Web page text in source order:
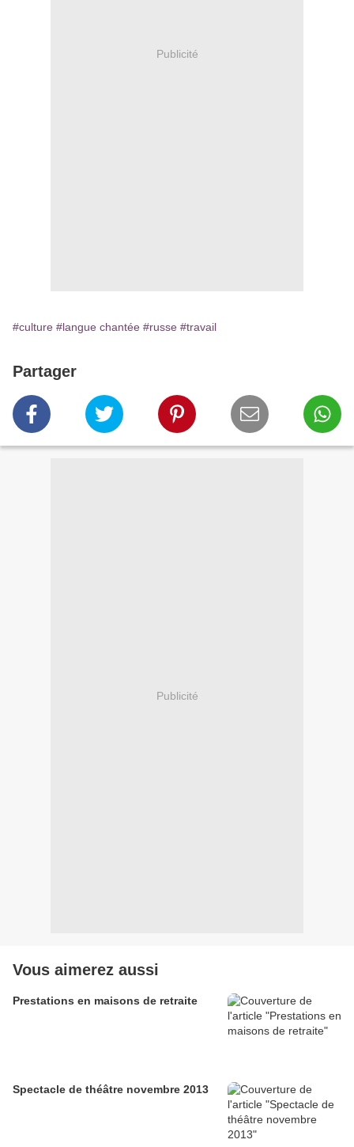
Publicité
#culture #langue chantée #russe #travail
Partager
Publicité
Vous aimerez aussi
Prestations en maisons de retraite
Spectacle de théâtre novembre 2013